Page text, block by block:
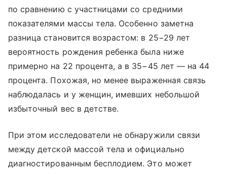
по сравнению с участницами со средними
показателями массы тела. Особенно заметна
разница становится возрастом: в 25−29 лет
вероятность рождения ребенка была ниже
примерно на 22 процента, а в 35−45 лет — на 44
процента. Похожая, но менее выраженная связь
наблюдалась и у женщин, имевших небольшой
избыточный вес в детстве.
При этом исследователи не обнаружили связи
между детской массой тела и официально
диагностированным бесплодием. Это может